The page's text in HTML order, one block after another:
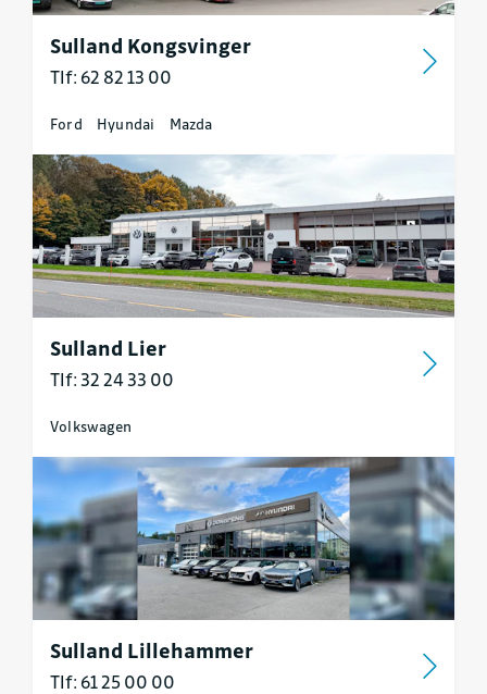
Sulland Kongsvinger
Tlf: 62 82 13 00
Ford Hyundai Mazda
Sulland Lier
Tlf: 32 24 33 00
Volkswagen
Sulland Lillehammer
Tlf: 61 25 00 00